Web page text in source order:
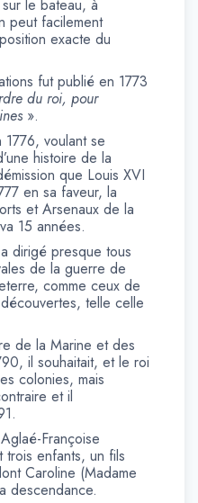
sur le bateau, à
peut facilement
exacte du
fut publié en 1773
du roi, pour
».
voulant se
histoire de la
que Louis XVI
en sa faveur, la
et Arsenaux de la
15 années.
dirigé presque tous
de la guerre de
comme ceux de
telle celle
de la Marine et des
il souhaitait, et le roi
colonies, mais
et il
Françoise
trois enfants, un fils
Caroline (Madame
descendance.